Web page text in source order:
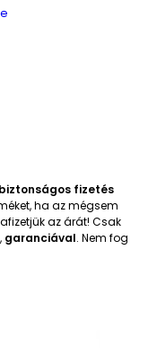
fizetés
ha az mégsem
az árát! Csak
garanciával. Nem fog